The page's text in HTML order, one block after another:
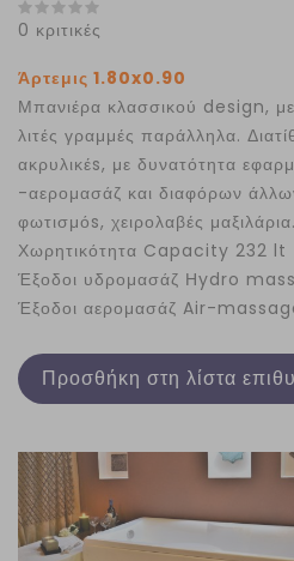
0 κριτικές
Άρτεμις 1.80x0.90
Μπανιέρα κλασσικού design,
λιτές γραμμές παράλληλα.
ακρυλικέs, με δυνατότητα
-αερομασάζ και διαφόρων
φωτισμόs, χειρολαβές μαξιλάρια.
Χωρητικότητα Capacity 232 lt
Έξοδοι υδρομασάζ Ηydro
Έξοδοι αερομασάζ Air-
Προσθήκη στη λίστα